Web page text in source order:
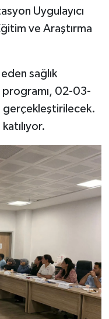
Uygulayıcı
ve Araştırma
sağlık
programı, 02-03-